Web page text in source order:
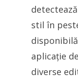
stil în
aplicație
diverse